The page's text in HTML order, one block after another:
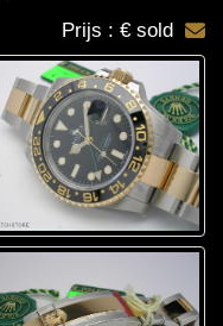
Prijs : € sold